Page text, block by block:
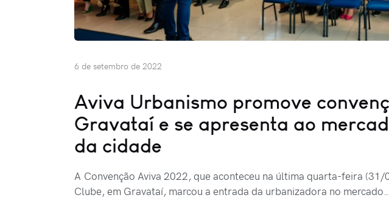
6 de setembro de 2022
Aviva Urbanismo promove
Gravataí e se apresenta ao
da cidade
A Convenção Aviva 2022, que aconteceu na última quarta-feira (31/
Clube, em Gravataí, marcou a entrada da urbanizadora no mercado…